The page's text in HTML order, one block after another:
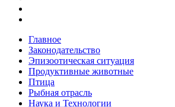
Главное
Законодательство
Эпизоотическая ситуация
Продуктивные животные
Птица
Рыбная отрасль
Наука и Технологии